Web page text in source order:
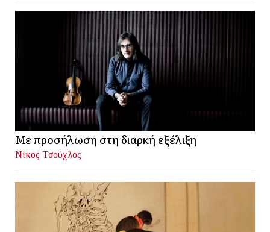
Με προσήλωση στη διαρκή εξέλιξη
Νίκος Τσούχλος